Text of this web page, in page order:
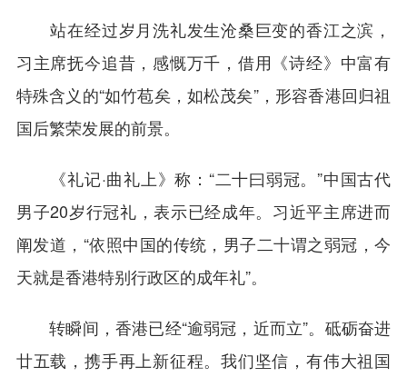
站在经过岁月洗礼发生沧桑巨变的香江之滨，
习主席抚今追昔，感慨万千，借用《诗经》中富有
特殊含义的“如竹苞矣，如松茂矣”，形容香港回归祖
国后繁荣发展的前景。
《礼记·曲礼上》称：“二十曰弱冠。”中国古代
男子20岁行冠礼，表示已经成年。习近平主席进而
阐发道，“依照中国的传统，男子二十谓之弱冠，今
天就是香港特别行政区的成年礼”。
转瞬间，香港已经“逾弱冠，近而立”。砥砺奋进
廿五载，携手再上新征程。我们坚信，有伟大祖国